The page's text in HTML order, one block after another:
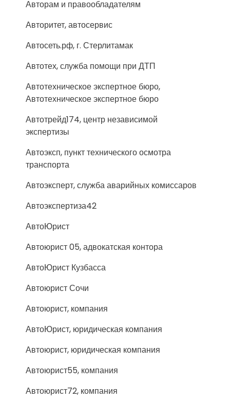
Авторам и правообладателям
Авторитет, автосервис
Автосеть.рф, г. Стерлитамак
Автотех, служба помощи при ДТП
Автотехническое экспертное бюро,
Автотехническое экспертное бюро
Автотрейд174, центр независимой
экспертизы
Автоэксп, пункт технического осмотра
транспорта
Автоэксперт, служба аварийных комиссаров
Автоэкспертиза42
АвтоЮрист
Автоюрист 05, адвокатская контора
АвтоЮрист Кузбасса
Автоюрист Сочи
Автоюрист, компания
АвтоЮрист, юридическая компания
Автоюрист, юридическая компания
Автоюрист55, компания
Автоюрист72, компания